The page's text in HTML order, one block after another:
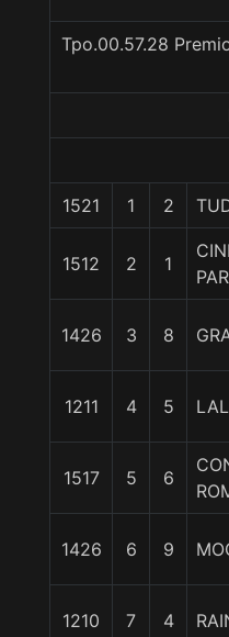
Tpo.00.57.28
1521 1 2
1512 2 1
1426 3 8
1211 4 5
1517 5 6
1426 6 9
1210 7 4